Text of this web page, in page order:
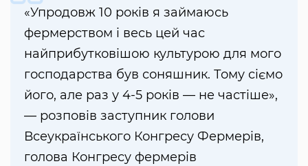
«Упродовж 10 років я займаюсь
фермерством і весь цей час
найприбутковішою культурою для мого
господарства був соняшник. Тому сіємо
його, але раз у 4-5 років — не частіше»,
— розповів заступник голови
Всеукраїнського Конгресу Фермерів,
голова Конгресу фермерів